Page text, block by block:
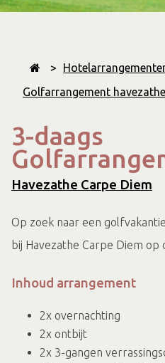
>
Golfarrangement
3-daags
Havezathe Carpe Diem
Op zoek naar een
bij Havezathe Carpe Diem op
Inhoud arrangement
2x overnachting
2x ontbijt
2x 3-gangen